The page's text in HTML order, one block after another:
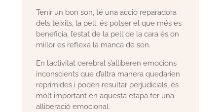
Tenir un bon son, té una acció reparadora
dels teixits, la pell, és potser el que més es
beneficia, l’estat de la pell de la cara és on
millor es reflexa la manca de son.
En l’activitat cerebral s’alliberen emocions
inconscients que d’altra manera quedarien
reprimides i poden resultar perjudicials, és
molt important en aquesta etapa fer una
alliberació emocional.